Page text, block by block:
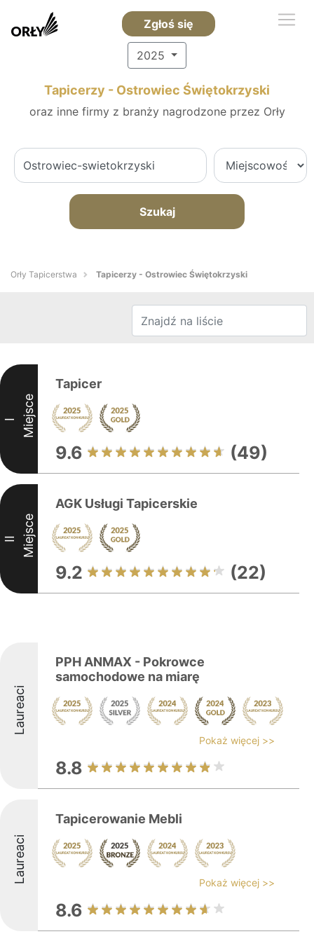
Zgłoś się
2025
Tapicerzy - Ostrowiec Świętokrzyski
oraz inne firmy z branży nagrodzone przez Orły
Szukaj
Orły Tapicerstwa Tapicerzy - Ostrowiec Świętokrzyski
I Miejsce
Tapicer
9.6 (49)
II Miejsce
AGK Usługi Tapicerskie
9.2 (22)
Laureaci
PPH ANMAX - Pokrowce
samochodowe na miarę
Pokaż więcej >>
8.8
Laureaci
Tapicerowanie Mebli
Pokaż więcej >>
8.6